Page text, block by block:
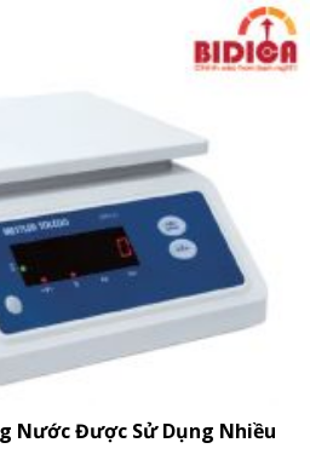
Nước Được Sử Dụng Nhiều